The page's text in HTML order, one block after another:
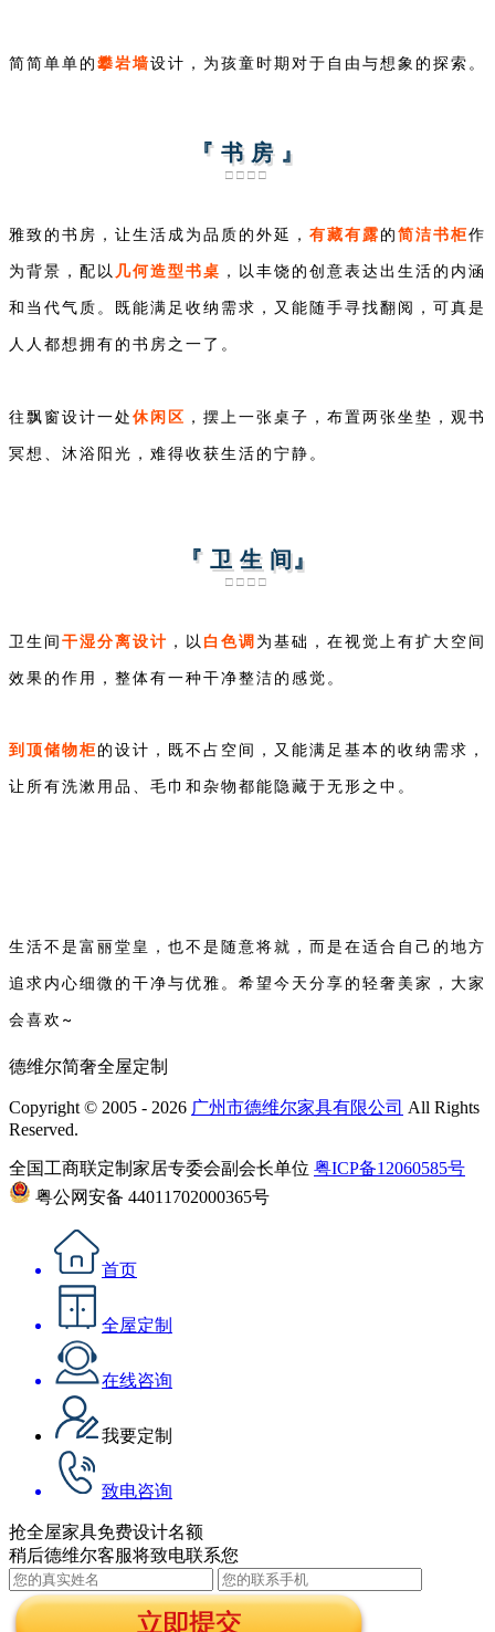
简简单单的 攀岩墙设计，为孩童时期对于自由与想象的探索。
『 书 房 』
□□□□
雅致的书房，让生活成为品质的外延， 有藏有露 的 简洁书柜作
为背景，配以 几何造型书桌 ，以丰饶的创意表达出生活的内涵
和当代气质。既能满足收纳需求，又能随手寻找翻阅，可真是
人人都想拥有的书房之一了。
往飘窗设计一处 休闲区 ，摆上一张桌子，布置两张坐垫，观书
冥想、沐浴阳光，难得收获生活的宁静。
『 卫 生 间』
□□□□
卫生间 干湿分离设计 ，以 白色调 为基础，在视觉上有扩大空间
效果的作用，整体有一种干净整洁的感觉。
到顶储物柜的设计，既不占空间，又能满足基本的收纳需求，
让所有洗漱用品、毛巾和杂物都能隐藏于无形之中。
生活不是富丽堂皇，也不是随意将就，而是在适合自己的地方
追求内心细微的干净与优雅。 希望今天分享的轻奢美家，大家
会喜欢~
德维尔简奢全屋定制
Copyright © 2005 - 2026 广州市德维尔家具有限公司 All Rights
Reserved.
全国工商联定制家居专委会副会长单位 粤ICP备12060585号
粤公网安备 44011702000365号
首页
全屋定制
在线咨询
我要定制
致电咨询
抢全屋家具免费设计名额
稍后德维尔客服将致电联系您